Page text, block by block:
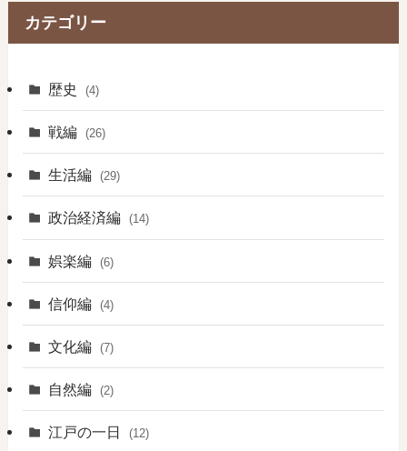
カテゴリー
歴史 (4)
戦編 (26)
生活編 (29)
政治経済編 (14)
娯楽編 (6)
信仰編 (4)
文化編 (7)
自然編 (2)
江戸の一日 (12)